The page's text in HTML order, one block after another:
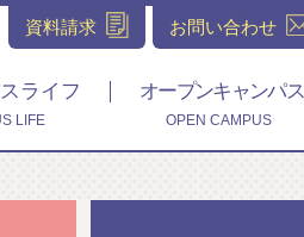
資料請求 お問い合わせ
ライフ
LIFE
オープンキャンパス
OPEN CAMPUS